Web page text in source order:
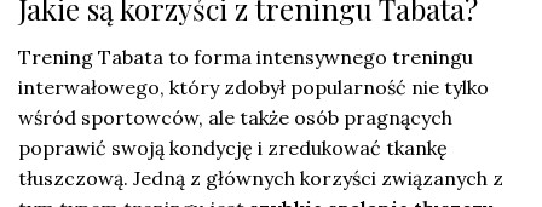
Jakie są korzyści z treningu Tabata?
Trening Tabata to forma intensywnego treningu
interwałowego, który zdobył popularność nie tylko
wśród sportowców, ale także osób pragnących
poprawić swoją kondycję i zredukować tkankę
tłuszczową. Jedną z głównych korzyści związanych z